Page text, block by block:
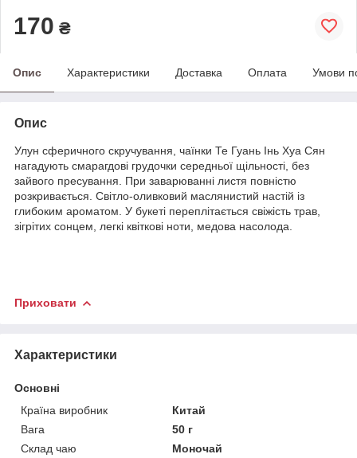
170 ₴
Опис Характеристики Доставка Оплата Умови
Опис
Улун сферичного скручування, чаїнки Те Гуань Інь Хуа Сян
нагадують смарагдові грудочки середньої щільності, без
зайвого пресування. При заварюванні листя повністю
розкривається. Світло-оливковий маслянистий настій із
глибоким ароматом. У букеті переплітається свіжість трав,
зігрітих сонцем, легкі квіткові ноти, медова насолода.
Приховати
Характеристики
Основні
Країна виробник
Китай
Вага
50 г
Склад чаю
Моночай